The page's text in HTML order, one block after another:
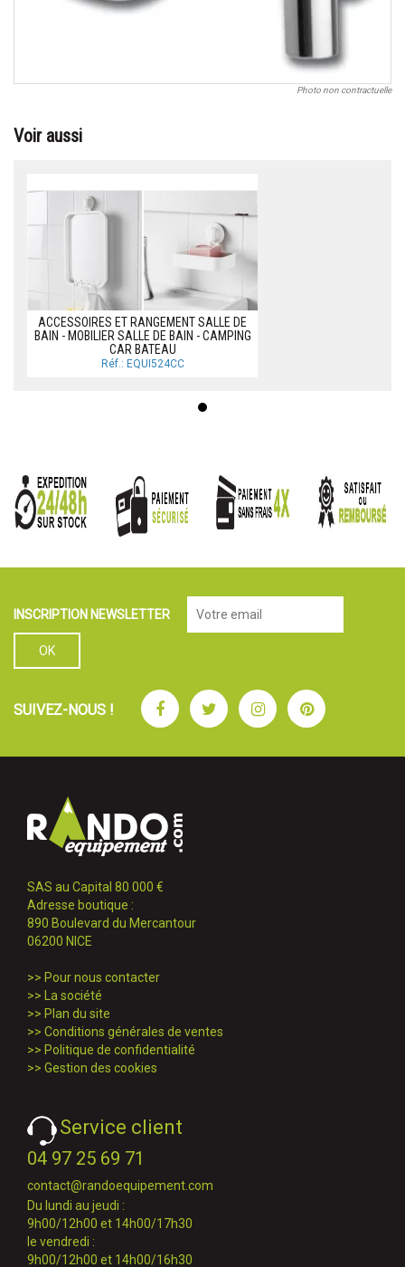
Photo non contractuelle
Voir aussi
ACCESSOIRES ET RANGEMENT SALLE DE
BAIN - MOBILIER SALLE DE BAIN - CAMPING
CAR BATEAU
Réf.: EQUI524CC
INSCRIPTION NEWSLETTER
SUIVEZ-NOUS ! FacebookTwitterInstagramPinterest
SAS au Capital 80 000 €
Adresse boutique :
890 Boulevard du Mercantour
06200 NICE
>> Pour nous contacter
>>
La société
>> Plan du site
>> Conditions générales de ventes
>> Politique de confidentialité
>> Gestion des cookies
Service client
04 97 25 69 71
contact@randoequipement.com
Du lundi au jeudi :
9h00/12h00 et 14h00/17h30
le vendredi :
9h00/12h00 et 14h00/16h30